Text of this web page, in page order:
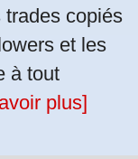
trades copiés
et les
à tout
plus]